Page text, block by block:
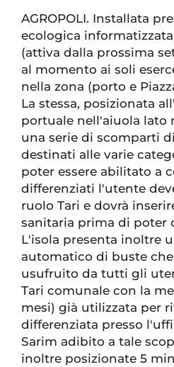
AGROPOLI. Installata
ecologica
(attiva dalla prossima
al momento ai soli
nella zona (porto e
La stessa, posizionata
portuale nell'aiuola lato
una serie di scomparti
destinati alle varie
poter essere abilitato a
differenziati l'utente
ruolo Tari e dovrà
sanitaria prima di poter
L'isola presenta inoltre
automatico di buste
usufruito da tutti gli
Tari comunale con la
mesi) già utilizzata per
differenziata presso
Sarim adibito a tale
inoltre posizionate 5